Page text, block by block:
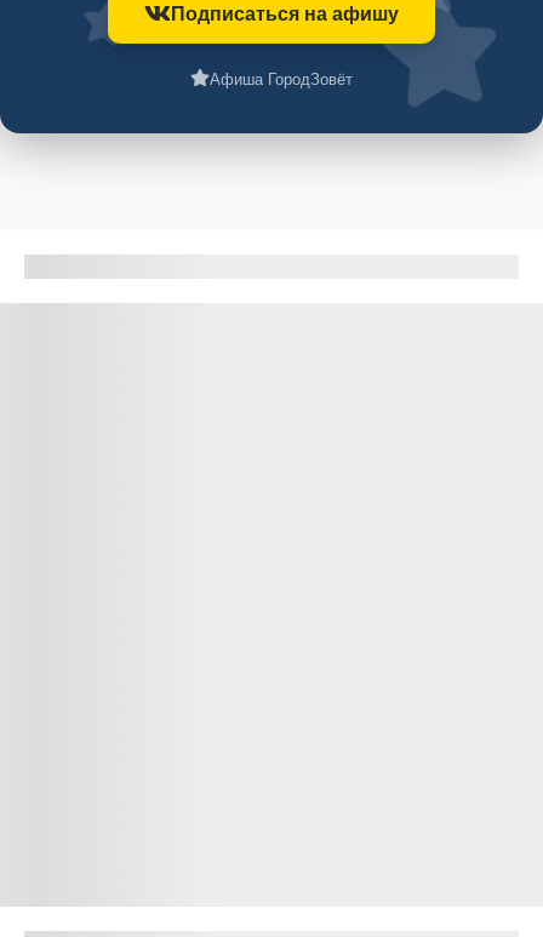
Подписаться на афишу
Афиша ГородЗовёт